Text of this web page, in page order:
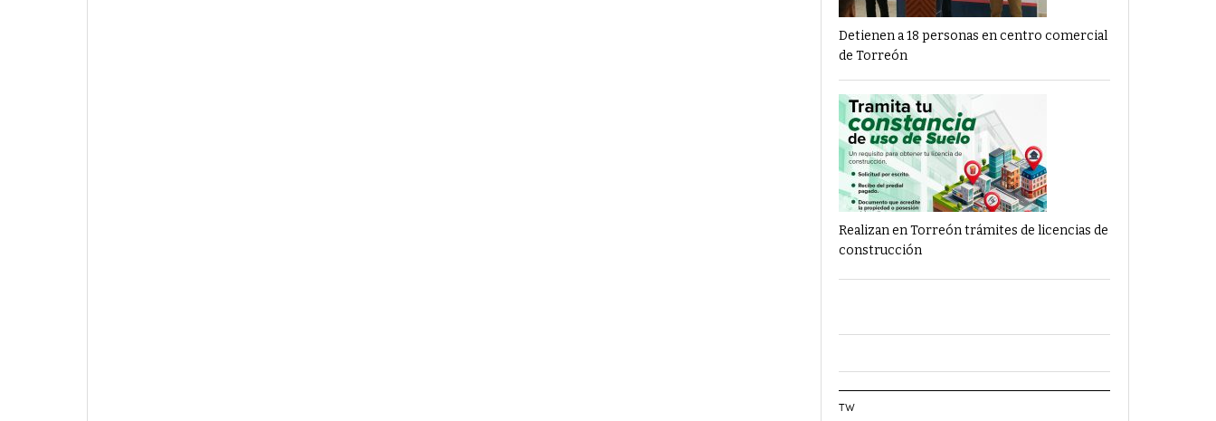
Detienen a 18 personas en centro comercial
de Torreón
Realizan en Torreón trámites de licencias de
construcción
TW